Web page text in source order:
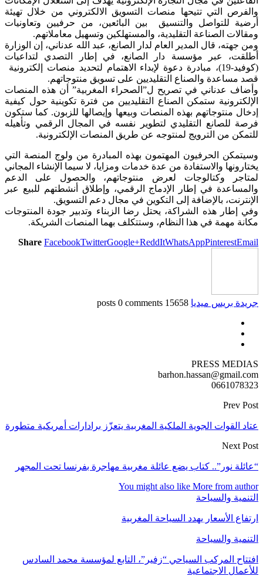
والفرص التي تتيحها منصات التسويق الالكتروني من خلال تهيئة
أرضية للتواصل والتنسيق بين البائعين، من حرفيين وتعاونيات
ومقالات الصناعة التقليدية، والمستهلكين وتسهيل معاملاتهم.
ومن جهته، قال المدير العام لدار الصانع، عبد الله عدناني، إن الوزارة
أطلقت، عبر مؤسسة دار الصانع، في إطار التصدي لتداعيات
(كوفيد-19)، مبادرة دعوة لإبداء الاهتمام لتحديد منصات إلكترونية
قصد مساعدة والصناع التقليديين على تسويق منتوجاتهم.
وأضاف عدناني في تصريح ل”الصحراء المغربية” أن هذه المنصات
الإلكترونية ستمكن الصناع التقليديين من فترة تكوينية حول كيفية
إدخال منتوجاتهم بهذه المنصات وبيعها وإيصالها للزبون. كما ستكون
فرصة للصانع التقليدي لتطوير نفسه في المجال الرقمي وتأهيله
للتمكن من الترويج لمنتوجه عن طريق المنصات الإلكترونية.
وسيتمكن الحرفيون المهتمون بهذه المبادرة من ولوج المنصة التي
يختارونها والاستفادة من عدة خدمات ومزايا، لا سيما الإنشاء المجاني
لمتاجر وكتالوجات لعرض منتوجاتهم، والحصول على الدعم
والمساعدة في إطار الإدماج الرقمي، وإطلاق أنشطتهم للبيع عبر
الإنترنت، بالإضافة إلى التكوين في مجال دعم التسويق.
وفي إطار هذه الشراكة، يحتل رضا الزبناء وتدبير جودة المنتوجات
مكانة مهمة في هذا النظام، وستتكلف بهما المنصات الشريكة.
Share FacebookTwitterGoogle+ReddItWhatsAppPinterestEmail
جريدة بريس ميديا 15658 posts
0 comments
PRESS MEDIAS
barhon.hassan@gmail.com
0661078323
Prev Post
عتاد القوات الجوية الملكية المغربية يتعزّز برادارات أمريكية متطورة
Next Post
“عائلة نور”.. كتاب يضع عائلة مغربية مهاجرة بفرنسا تحت المجهر
You might also like More from author
التنمية والسياحة
ارتفاع الأسعار يهدد السياحة المغربية
التنمية والسياحة
افتتاح المركب السياحي “زفير”، التابع لمؤسسة محمد السادس
للأعمال الاجتماعية